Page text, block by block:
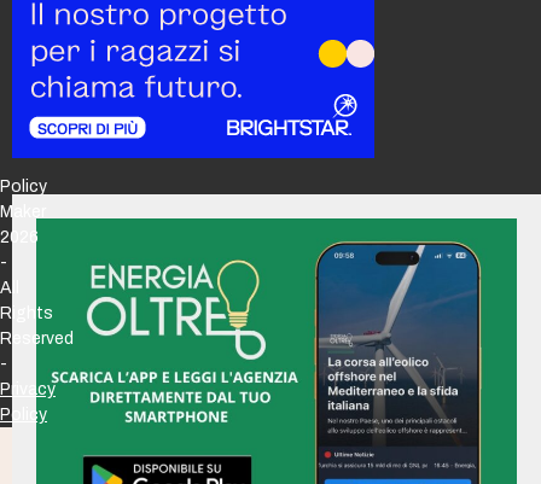
Policy
Maker
2026
-
All
Rights
Reserved
-
Privacy
Policy